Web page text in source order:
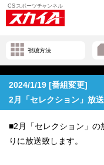
視聴方法
2024/1/19 [番組変更]
2月「セレクション」放
■2月「セレクション」の
りに放送致します。